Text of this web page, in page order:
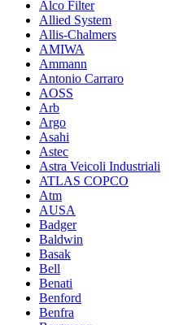
Alco Filter
Allied System
Allis-Chalmers
AMIWA
Ammann
Antonio Carraro
AOSS
Arb
Argo
Asahi
Astec
Astra Veicoli Industriali
ATLAS COPCO
Atm
AUSA
Badger
Baldwin
Basak
Bell
Benati
Benford
Benfra